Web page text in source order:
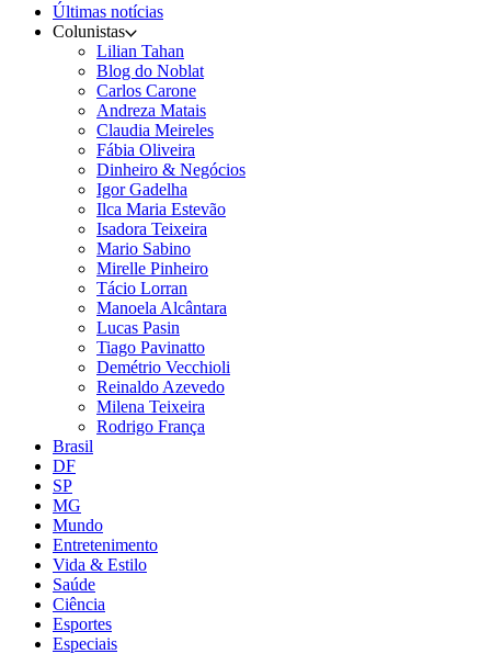
Últimas notícias
Colunistas
Lilian Tahan
Blog do Noblat
Carlos Carone
Andreza Matais
Claudia Meireles
Fábia Oliveira
Dinheiro & Negócios
Igor Gadelha
Ilca Maria Estevão
Isadora Teixeira
Mario Sabino
Mirelle Pinheiro
Tácio Lorran
Manoela Alcântara
Lucas Pasin
Tiago Pavinatto
Demétrio Vecchioli
Reinaldo Azevedo
Milena Teixeira
Rodrigo França
Brasil
DF
SP
MG
Mundo
Entretenimento
Vida & Estilo
Saúde
Ciência
Esportes
Especiais